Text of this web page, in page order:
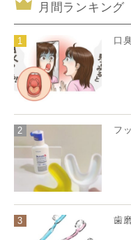
月間ランキング
1 口
2 フ
3 歯